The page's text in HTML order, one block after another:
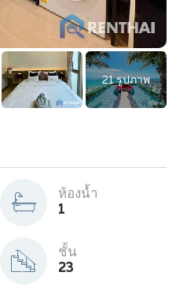
21 รูปภาพ
ห้องน้ำ
1
ชั้น
23